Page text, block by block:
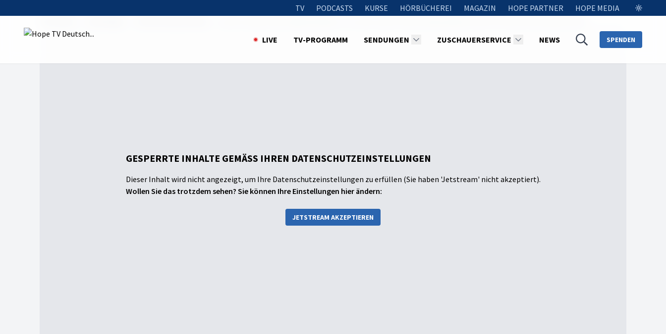
TV PODCASTS KURSE HÖRBÜCHEREI MAGAZIN HOPE PARTNER HOPE MEDIA
LIVE TV-PROGRAMM SENDUNGEN ZUSCHAUERSERVICE NEWS SPENDEN
GESPERRTE INHALTE GEMÄSS IHREN DATENSCHUTZEINSTELLUNGEN
Dieser Inhalt wird nicht angezeigt, um Ihre Datenschutzeinstellungen zu erfüllen (Sie haben 'Jetstream' nicht akzeptiert).
Wollen Sie das trotzdem sehen? Sie können Ihre Einstellungen hier ändern:
JETSTREAM AKZEPTIEREN